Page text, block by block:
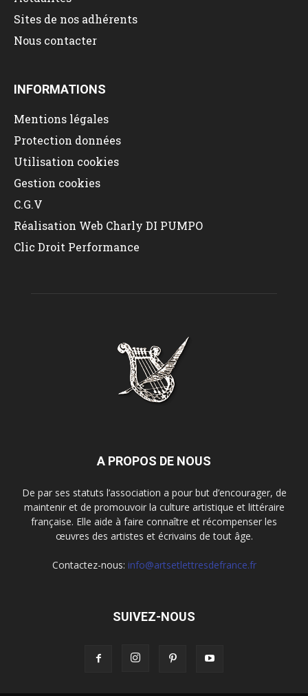
Sites de nos adhérents
Nous contacter
INFORMATIONS
Mentions légales
Protection données
Utilisation cookies
Gestion cookies
C.G.V
Réalisation Web Charly DI PUMPO
Clic Droit Performance
A PROPOS DE NOUS
De par ses statuts l’association a pour but d’encourager, de
maintenir et de promouvoir la culture artistique et littéraire
française. Elle aide à faire connaître et récompenser les
œuvres des artistes et écrivains de tout âge.
Contactez-nous: info@artsetlettresdefrance.fr
SUIVEZ-NOUS